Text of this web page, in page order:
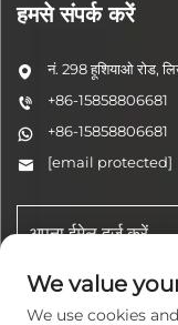
हमसे संपर्क करें
नं. 298 हूशियाओ रोड,
+86-15858806681
+86-15858806681
[email protected]
We value
We use cookies